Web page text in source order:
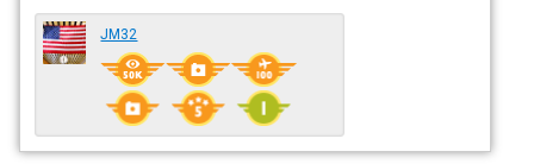
JM32